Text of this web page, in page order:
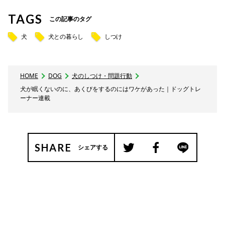
TAGS この記事のタグ
犬 犬との暮らし しつけ
HOME DOG
犬のしつけ・問題行動
犬が眠くないのに、あくびをするのにはワケがあった｜ドッグトレ
ーナー連載
SHARE シェアする